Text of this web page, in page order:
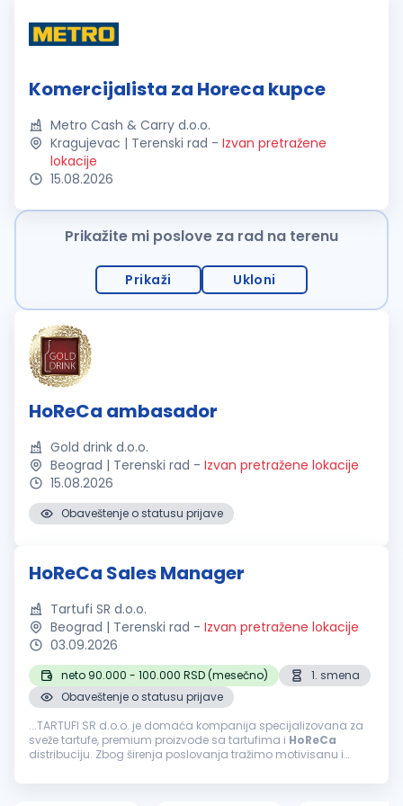
Komercijalista za Horeca kupce
Metro Cash & Carry d.o.o.
Kragujevac | Terenski rad - Izvan pretražene
lokacije
15.08.2026
Prikažite mi poslove za rad na terenu
Prikaži Ukloni
HoReCa ambasador
Gold drink d.o.o.
Beograd | Terenski rad - Izvan pretražene lokacije
15.08.2026
Obaveštenje o statusu prijave
HoReCa Sales Manager
Tartufi SR d.o.o.
Beograd | Terenski rad - Izvan pretražene lokacije
03.09.2026
neto 90.000 - 100.000 RSD (mesečno)
1. smena
Obaveštenje o statusu prijave
...TARTUFI SR d.o.o. je domaća kompanija specijalizovana za
sveže tartufe, premium proizvode sa tartufima i HoReCa
distribuciju. Zbog širenja poslovanja tražimo motivisanu i
teritoriji Beograda...